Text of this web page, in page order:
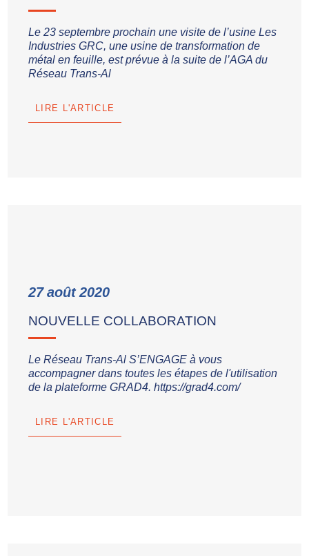
AUTO-AUDIT
PMO 5.0
DEVENIR MEMBRE
Le 23 septembre prochain une visite de l’usine Les
Industries GRC, une usine de transformation de
métal en feuille, est prévue à la suite de l’AGA du
Réseau Trans-Al
LIRE L'ARTICLE
27 août 2020
NOUVELLE COLLABORATION
Le Réseau Trans-Al S’ENGAGE à vous
accompagner dans toutes les étapes de l'utilisation
de la plateforme GRAD4. https://grad4.com/
LIRE L'ARTICLE